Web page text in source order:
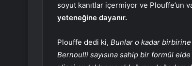
soyut kanıtlar içermiyor ve Plouffe’un
yeteneğine dayanır.
Plouffe dedi ki, Bunlar o kadar birbirine
Bernoulli sayısına sahip bir formül